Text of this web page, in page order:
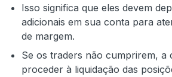
Isso significa que eles devem
adicionais em sua conta para
de margem.
Se os traders não cumprirem, a
proceder à liquidação das